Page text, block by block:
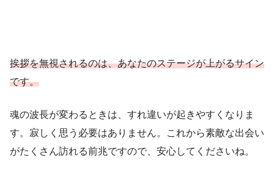
挨拶を無視されるのは、あなたのステージが上がるサイン
です。
魂の波長が変わるときは、すれ違いが起きやすくなりま
す。寂しく思う必要はありません。これから素敵な出会い
がたくさん訪れる前兆ですので、安心してくださいね。